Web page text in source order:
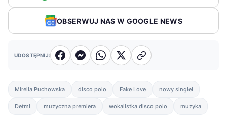
OBSERWUJ NAS W GOOGLE NEWS
UDOSTĘPNIJ:
Mirella Puchowska disco polo Fake Love nowy singiel
Detmi muzyczna premiera wokalistka disco polo muzyka